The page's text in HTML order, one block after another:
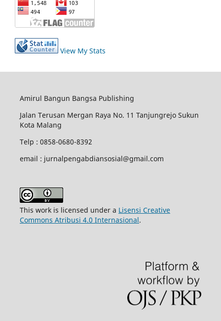
View My Stats
Amirul Bangun Bangsa Publishing
Jalan Terusan Mergan Raya No. 11 Tanjungrejo Sukun
Kota Malang
Telp : 0858-0680-8392
email : jurnalpengabdiansosial@gmail.com
This work is licensed under a Lisensi Creative
Commons Atribusi 4.0 Internasional.